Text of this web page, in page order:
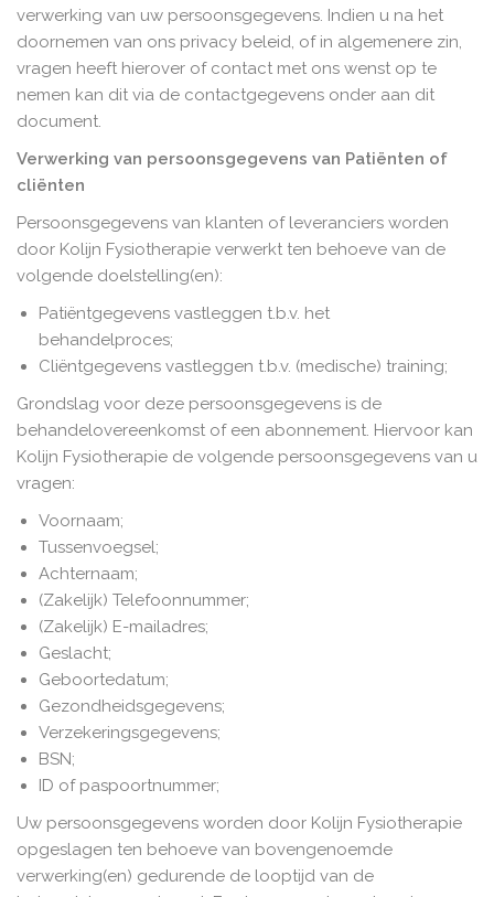
verwerking van uw persoonsgegevens. Indien u na het
doornemen van ons privacy beleid, of in algemenere zin,
vragen heeft hierover of contact met ons wenst op te
nemen kan dit via de contactgegevens onder aan dit
document.
Verwerking van persoonsgegevens van Patiënten of
cliënten
Persoonsgegevens van klanten of leveranciers worden
door Kolijn Fysiotherapie verwerkt ten behoeve van de
volgende doelstelling(en):
Patiëntgegevens vastleggen t.b.v. het
behandelproces;
Cliëntgegevens vastleggen t.b.v. (medische) training;
Grondslag voor deze persoonsgegevens is de
behandelovereenkomst of een abonnement. Hiervoor kan
Kolijn Fysiotherapie de volgende persoonsgegevens van u
vragen:
Voornaam;
Tussenvoegsel;
Achternaam;
(Zakelijk) Telefoonnummer;
(Zakelijk) E-mailadres;
Geslacht;
Geboortedatum;
Gezondheidsgegevens;
Verzekeringsgegevens;
BSN;
ID of paspoortnummer;
Uw persoonsgegevens worden door Kolijn Fysiotherapie
opgeslagen ten behoeve van bovengenoemde
verwerking(en) gedurende de looptijd van de